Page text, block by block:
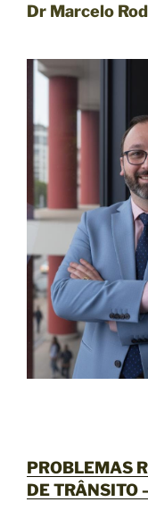
Dr Marcelo
PROBLEMAS
DE TRÂNSITO